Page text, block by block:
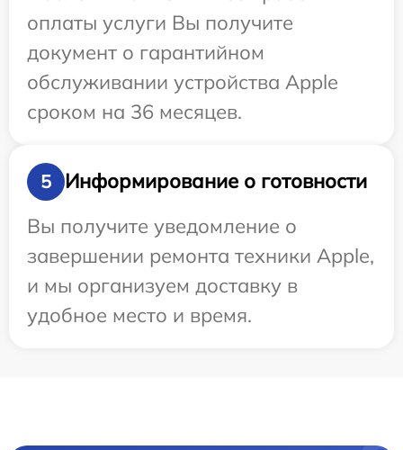
оплаты услуги Вы получите
документ о гарантийном
обслуживании устройства Apple
сроком на 36 месяцев.
5
Информирование о готовности
Вы получите уведомление о
завершении ремонта техники Apple,
и мы организуем доставку в
удобное место и время.